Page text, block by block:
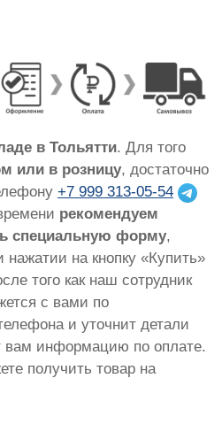
в Тольятти. Для того
или в розницу, достаточно
+7 999 313-05-54
рекомендуем
специальную форму,
нажатии на кнопку «Купить»
того как наш сотрудник
с вами по
и уточнит детали
вам информацию по оплате.
получить товар на